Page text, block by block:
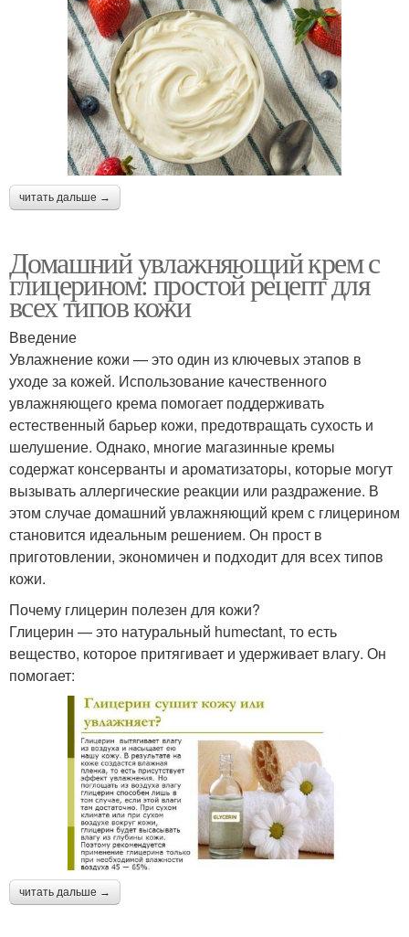
читать дальше →
Домашний увлажняющий крем с
глицерином: простой рецепт для
всех типов кожи
Введение
Увлажнение кожи — это один из ключевых этапов в
уходе за кожей. Использование качественного
увлажняющего крема помогает поддерживать
естественный барьер кожи, предотвращать сухость и
шелушение. Однако, многие магазинные кремы
содержат консерванты и ароматизаторы, которые могут
вызывать аллергические реакции или раздражение. В
этом случае домашний увлажняющий крем с глицерином
становится идеальным решением. Он прост в
приготовлении, экономичен и подходит для всех типов
кожи.
Почему глицерин полезен для кожи?
Глицерин — это натуральный humectant, то есть
вещество, которое притягивает и удерживает влагу. Он
помогает:
читать дальше →